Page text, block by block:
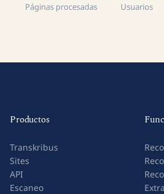
Páginas procesadas Usuarios
Productos
Transkribus
Sites
API
Escaneo